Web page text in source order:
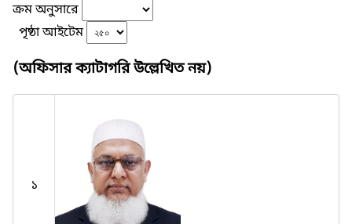
ক্রম অনুসারে
পৃষ্ঠা আইটেম
(অফিসার ক্যাটাগরি উল্লেখিত নয়)
১